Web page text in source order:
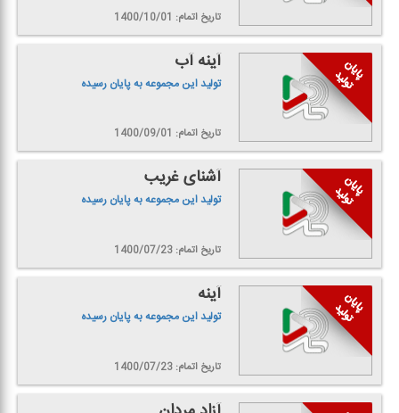
تاریخ اتمام: 1400/10/01
آینه آب
تولید این مجموعه به پایان رسیده
تاریخ اتمام: 1400/09/01
آشنای غریب
تولید این مجموعه به پایان رسیده
تاریخ اتمام: 1400/07/23
آینه
تولید این مجموعه به پایان رسیده
تاریخ اتمام: 1400/07/23